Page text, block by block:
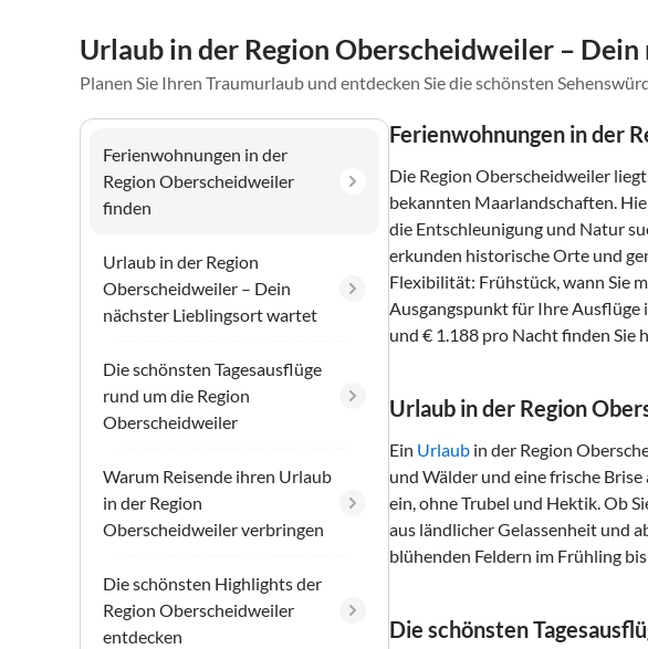
Urlaub in der Region Oberscheidweiler –
Planen Sie Ihren Traumurlaub und entdecken Sie die schönsten
Ferienwohnungen in der
Region Oberscheidweiler
finden
Urlaub in der Region
Oberscheidweiler – Dein
nächster Lieblingsort wartet
Die schönsten Tagesausflüge
rund um die Region
Oberscheidweiler
Warum Reisende ihren Urlaub
in der Region
Oberscheidweiler verbringen
Die schönsten Highlights der
Region Oberscheidweiler
entdecken
Ferienwohnungen in der
Die Region Oberscheidweiler
bekannten Maarlandschaften.
die Entschleunigung und Natur
erkunden historische Orte und
Flexibilität: Frühstück, wann Sie
Ausgangspunkt für Ihre Ausflüge
und € 1.188 pro Nacht finden Sie
Urlaub in der Region
Ein Urlaub in der Region
und Wälder und eine frische
ein, ohne Trubel und Hektik. Ob
aus ländlicher Gelassenheit und
blühenden Feldern im Frühling
Die schönsten